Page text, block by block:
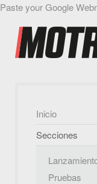
Paste your Google
Inicio
Secciones
Pruebas